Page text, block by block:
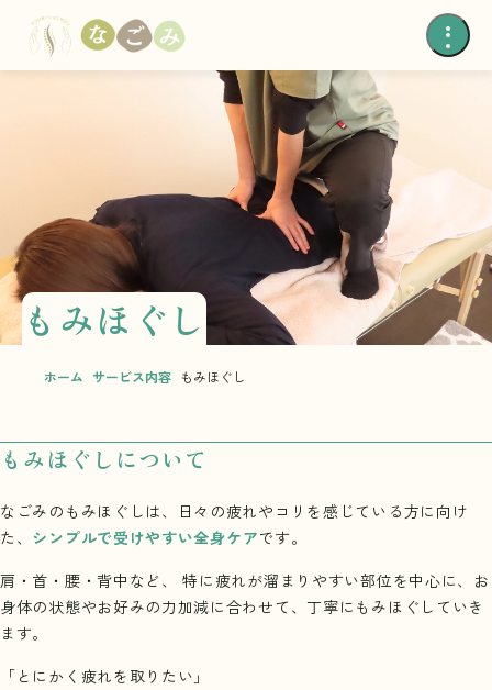
もみほぐし
ホーム サービス内容 もみほぐし
もみほぐしについて
なごみのもみほぐしは、日々の疲れやコリを感じている方に向け
た、 シンプルで受けやすい全身ケアです。
肩・首・腰・背中など、 特に疲れが溜まりやすい部位を中心に、 お
身体の状態やお好みの力加減に合わせて、丁寧にもみほぐしていき
ます。
「とにかく疲れを取りたい」